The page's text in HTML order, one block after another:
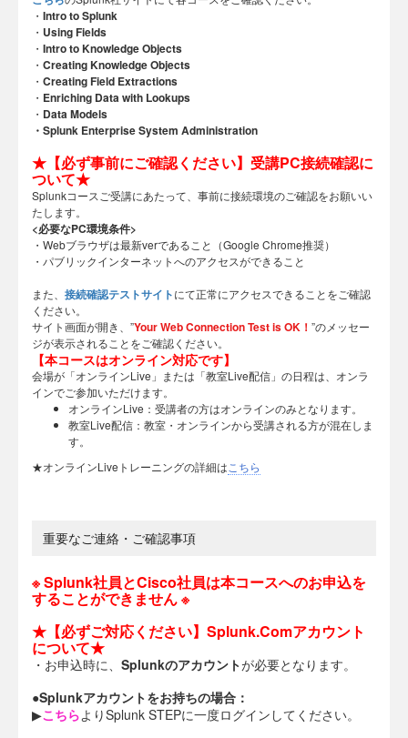
・ Intro to Splunk
・ Using Fields
・ Intro to Knowledge Objects
・ Creating Knowledge Objects
・ Creating Field Extractions
・ Enriching Data with Lookups
・ Data Models
・Splunk Enterprise System Administration
★【必ず事前にご確認ください】受講PC接続確認に
ついて★
Splunkコースご受講にあたって、事前に接続環境のご確認をお願いい
たします。
<必要なPC環境条件>
・Webブラウザは最新verであること（Google Chrome推奨）
・パブリックインターネットへのアクセスができること
また、 接続確認テストサイトにて正常にアクセスできることをご確認
ください。
サイト画面が開き、”Your Web Connection Test is OK！ ”のメッセー
ジが表示されることをご確認ください。
【本コースはオンライン対応です】
会場が「オンラインLive」または「教室Live配信」の日程は、オンラ
インでご参加いただけます。
オンラインLive：受講者の方はオンラインのみとなります。
教室Live配信：教室・オンラインから受講される方が混在しま
す。
★オンラインLiveトレーニングの詳細は こちら
重要なご連絡・ご確認事項
※ Splunk社員とCisco社員は本コースへのお申込を
することができません ※
★【必ずご対応ください】Splunk.Comアカウント
について★
・お申込時に、 Splunkのアカウントが必要となります。
●Splunkアカウントをお持ちの場合：
▶こちらよりSplunk STEPに一度ログインしてください。